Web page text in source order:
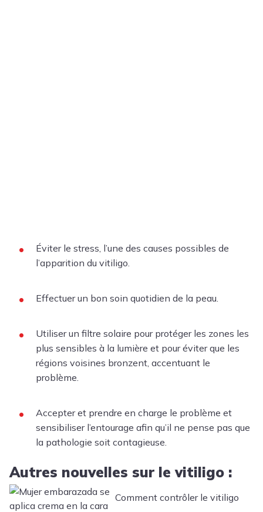
Éviter le stress, l’une des causes possibles de
l’apparition du vitiligo.
Effectuer un bon soin quotidien de la peau.
Utiliser un filtre solaire pour protéger les zones les
plus sensibles à la lumière et pour éviter que les
régions voisines bronzent, accentuant le
problème.
Accepter et prendre en charge le problème et
sensibiliser l’entourage afin qu’il ne pense pas que
la pathologie soit contagieuse.
Autres nouvelles sur le vitiligo :
Comment contrôler le vitiligo